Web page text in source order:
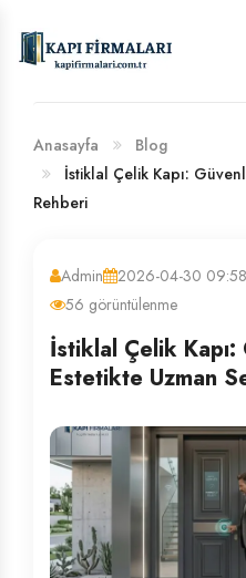
BANKA HESAP
Anasayfa
Blog
İstiklal Çelik Kapı:
Rehberi
Admin 2026-04-30
56 görüntülenme
İstiklal Çelik
Estetikte Uzman